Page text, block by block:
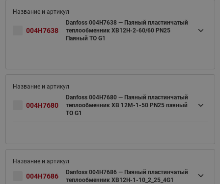
004H7638
Danfoss 004H7638 — Паяный пластинчатый
теплообменник XB12H-2-60/60 PN25
Паяный ТО G1
004H7680
Danfoss 004H7680 — Паяный пластинчатый
теплообменник XB 12M-1-50 PN25 паяный
ТО G1
004H7686
Danfoss 004H7686 — Паяный пластинчатый
теплообменник XB12H-1-10_2_25_4G1